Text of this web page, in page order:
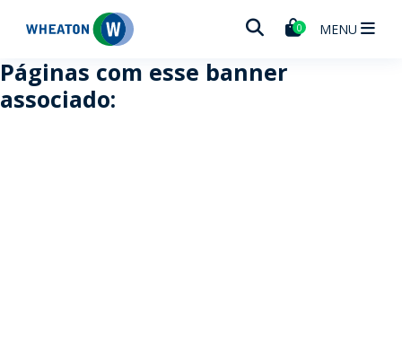
Wheaton 0 MENU
Páginas com esse banner
associado: